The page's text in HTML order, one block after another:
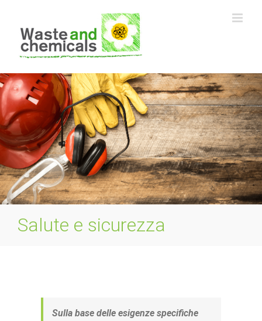
content
Salute e sicurezza
Sulla base delle esigenze specifiche